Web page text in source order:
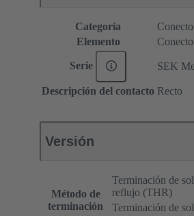
Categoría
Elemento
Serie SEK
Descripción del contacto Recto
Versión
Método de
terminación
Terminación de
reflujo (THR)
Terminación de